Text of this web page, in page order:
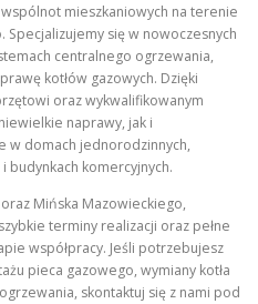
mieszkaniowych na terenie
Specjalizujemy się w nowoczesnych
centralnego ogrzewania,
kotłów gazowych. Dzięki
oraz wykwalifikowanym
naprawy, jak i
w domach jednorodzinnych,
budynkach komercyjnych.
Mińska Mazowieckiego,
terminy realizacji oraz pełne
współpracy. Jeśli potrzebujesz
pieca gazowego, wymiany kotła
skontaktuj się z nami pod